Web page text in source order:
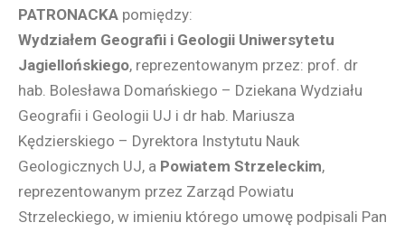
PATRONACKA pomiędzy:
Wydziałem Geografii i Geologii Uniwersytetu
Jagiellońskiego, reprezentowanym przez: prof. dr
hab. Bolesława Domańskiego – Dziekana Wydziału
Geografii i Geologii UJ i dr hab. Mariusza
Kędzierskiego – Dyrektora Instytutu Nauk
Geologicznych UJ, a Powiatem Strzeleckim,
reprezentowanym przez Zarząd Powiatu
Strzeleckiego, w imieniu którego umowę podpisali Pan